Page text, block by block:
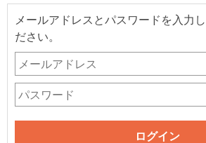
メールアドレスとパスワードを入力
ださい。